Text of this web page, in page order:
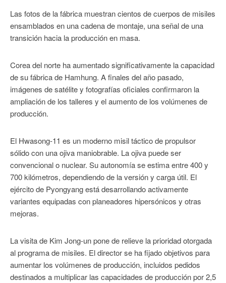
Las fotos de la fábrica muestran cientos de cuerpos de misiles
ensamblados en una cadena de montaje, una señal de una
transición hacia la producción en masa.
Corea del norte ha aumentado significativamente la capacidad
de su fábrica de Hamhung. A finales del año pasado,
imágenes de satélite y fotografías oficiales confirmaron la
ampliación de los talleres y el aumento de los volúmenes de
producción.
El Hwasong-11 es un moderno misil táctico de propulsor
sólido con una ojiva maniobrable. La ojiva puede ser
convencional o nuclear. Su autonomía se estima entre 400 y
700 kilómetros, dependiendo de la versión y carga útil. El
ejército de Pyongyang está desarrollando activamente
variantes equipadas con planeadores hipersónicos y otras
mejoras.
La visita de Kim Jong-un pone de relieve la prioridad otorgada
al programa de misiles. El director se ha fijado objetivos para
aumentar los volúmenes de producción, incluidos pedidos
destinados a multiplicar las capacidades de producción por 2,5